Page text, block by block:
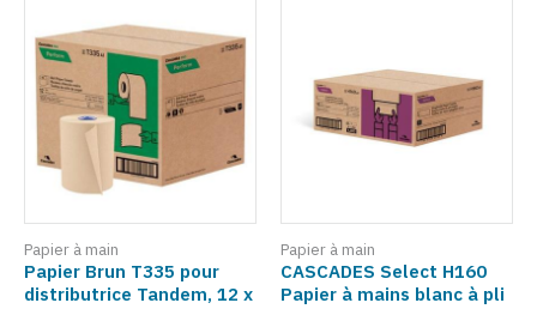
Papier à main
Papier Brun T335 pour
distributrice Tandem, 12 x
Papier à main
CASCADES Select H160
Papier à mains blanc à pli